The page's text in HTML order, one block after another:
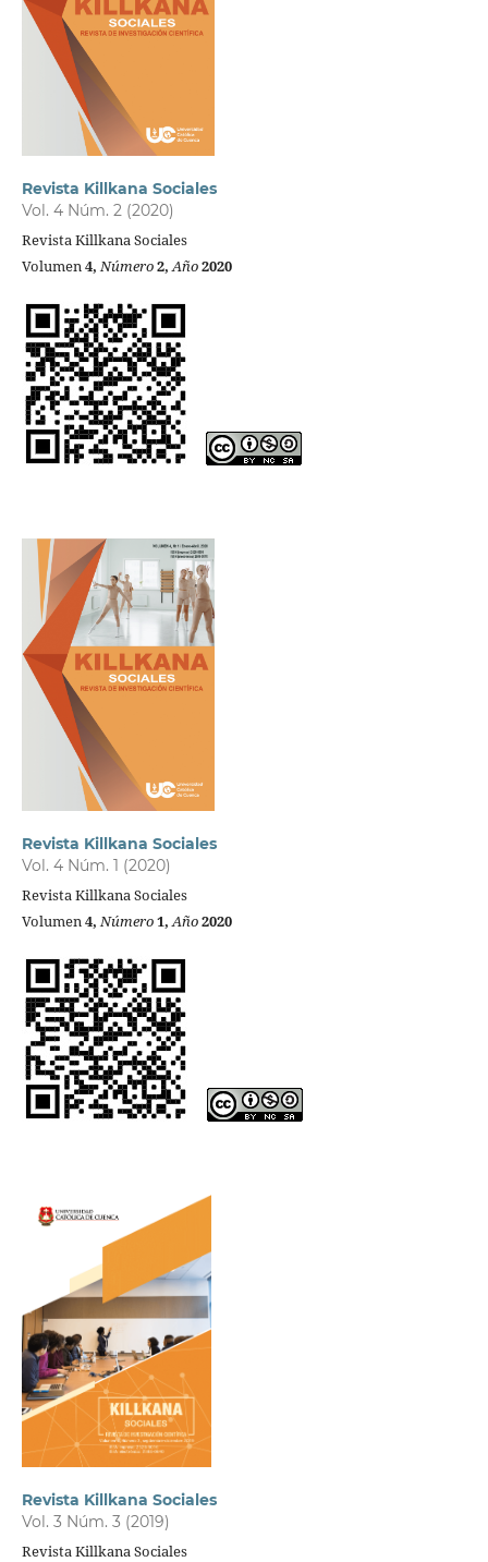
Revista Killkana Sociales
Vol. 4 Núm. 2 (2020)
Revista Killkana Sociales
Volumen4,Número2,Año2020
Revista Killkana Sociales
Vol. 4 Núm. 1 (2020)
Revista Killkana Sociales
Volumen4, Número1, Año2020
Revista Killkana Sociales
Vol. 3 Núm. 3 (2019)
Revista Killkana Sociales